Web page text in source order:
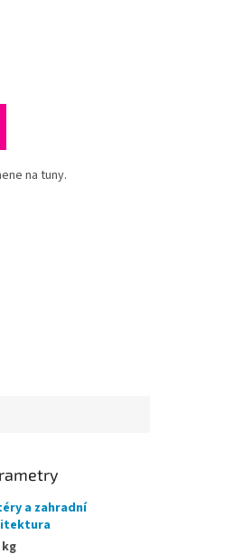
na tuny.
a zahradní
kg